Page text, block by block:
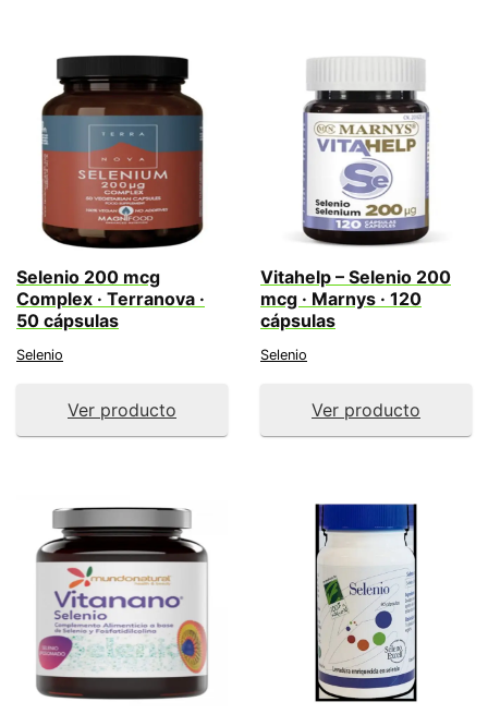
Selenio 200 mcg
Complex · Terranova ·
50 cápsulas
Selenio
Ver producto
Vitahelp – Selenio 200
mcg · Marnys · 120
cápsulas
Selenio
Ver producto